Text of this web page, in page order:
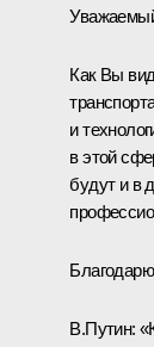
Как Вы
и
в этой
будут и в
В.Путин: